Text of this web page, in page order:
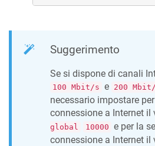
Suggerimento
Se si dispone di canali
100 Mbit/s e 200
necessario impostare
connessione a Internet il
global
10000 e per la
connessione a Internet il